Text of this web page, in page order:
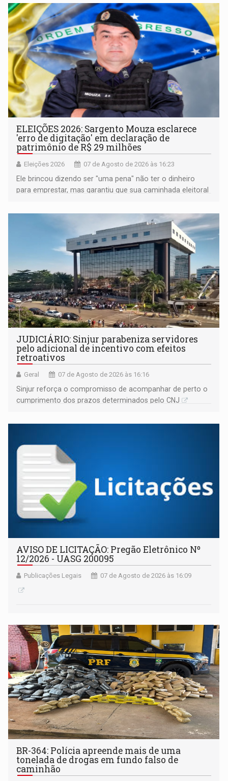
ELEIÇÕES 2026: Sargento Mouza esclarece
'erro de digitação' em declaração de
patrimônio de R$ 29 milhões
Eleições 2026 07 de Agosto de 2026 às 16:23
Ele brincou dizendo ser "uma pena" não ter o dinheiro
para emprestar, mas garantiu que sua caminhada eleitoral
JUDICIÁRIO: Sinjur parabeniza servidores
pelo adicional de incentivo com efeitos
retroativos
Geral 07 de Agosto de 2026 às 16:16
Sinjur reforça o compromisso de acompanhar de perto o
cumprimento dos prazos determinados pelo CNJ
AVISO DE LICITAÇÃO: Pregão Eletrônico Nº
12/2026 - UASG 200095
Publicações Legais 07 de Agosto de 2026 às 16:09
BR-364: Polícia apreende mais de uma
tonelada de drogas em fundo falso de
caminhão